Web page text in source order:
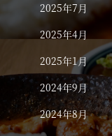
2025年7月
2025年4月
2025年1月
2024年9月
2024年8月